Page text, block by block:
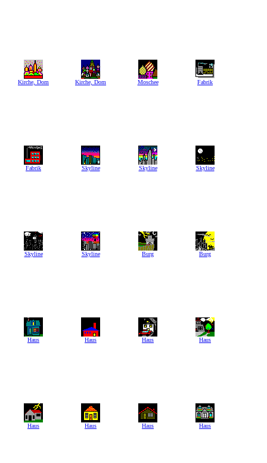
Kirche, Dom Kirche, Dom Moschee Fabrik
Fabrik Skyline Skyline Skyline
Skyline Skyline Burg Burg
Haus Haus Haus Haus
Haus Haus Haus Haus